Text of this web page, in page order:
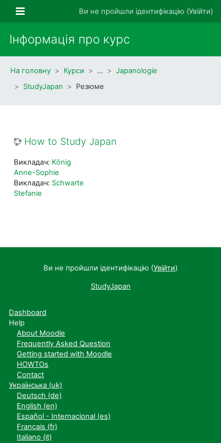
Бокова панельВи не пройшли ідентифікацію (Увійти)
Інформація про курс
На головну Курси …
Japanologie
StudyJapan
Резюме
How to Study Japan
Викладач: König
Anne-Sophie
Викладач: Schwarte
Stefanie
Ви не пройшли ідентифікацію (Увійти)
StudyJapan
Dashboard
Help
About Moodle
Frequently Asked Question
Getting started with Moodle
HOWTOs
Contact
Українська ‎(uk)‎
Deutsch ‎(de)‎
English ‎(en)‎
Español - Internacional ‎(es)‎
Français ‎(fr)‎
Italiano ‎(it)‎